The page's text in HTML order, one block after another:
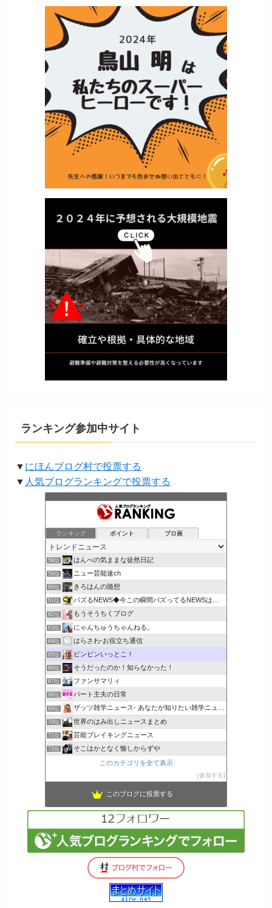
ランキング参加中サイト
▼ にほんブログ村で投票する
▼ 人気ブログランキングで投票する
ランキング ポイント ブロ画
58位 はんべの気ままな徒然日記
59位 ニュー芸能速ch
60位 きろはんの随想
61位 バズるNEWS◆今この瞬間バズってるNEWSはコレだ！
62位 もうそうちくブログ
63位 にゃんちゅうちゃんねる。
64位 はらさわ-お役立ち通信
65位 ビンビンいっとこ！
66位 そうだったのか！知らなかった！
67位 ファンサマリィ
68位 パート主夫の日常
69位 ザッツ雑学ニュース- あなたが知りたい雑学ニュース
70位 世界のはみ出しニュースまとめ
71位 芸能ブレイキングニュース
72位 そこはかとなく愉しからずや
このカテゴリを全て表示
参加する
このブログに投票する